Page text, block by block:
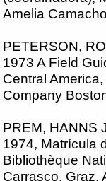
Amelia
PETERSON,
1973 A Field
Central
Company
PREM, HANNS
1974, Matrícula
Bibliothèque
Carrasco, Graz,